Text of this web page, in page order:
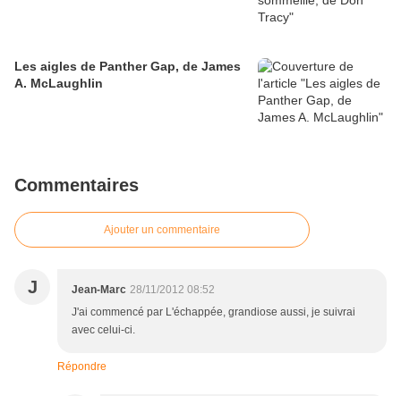
Les aigles de Panther Gap, de James
A. McLaughlin
Commentaires
Ajouter un commentaire
J Jean-Marc 28/11/2012 08:52
J'ai commencé par L'échappée, grandiose aussi, je suivrai
avec celui-ci.
Répondre